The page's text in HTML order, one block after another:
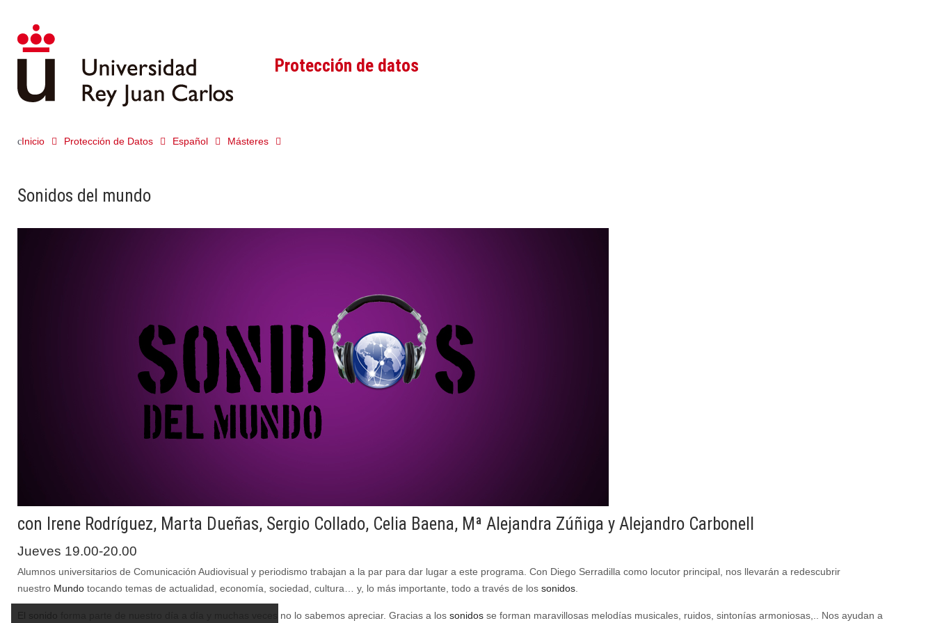
Protección de datos
Inicio Protección de Datos Español Másteres
Sonidos del mundo
con Irene Rodríguez, Marta Dueñas, Sergio Collado, Celia Baena, Mª Alejandra Zúñiga y Alejandro Carbonell
Jueves 19.00-20.00
Alumnos universitarios de Comunicación Audiovisual y periodismo trabajan a la par para dar lugar a este programa. Con Diego Serradilla como locutor principal, nos llevarán a redescubrir
nuestro Mundo tocando temas de actualidad, economía, sociedad, cultura… y, lo más importante, todo a través de los sonidos
forma parte de nuestro día a día y muchas veces no lo sabemos apreciar. Gracias a los sonidos se forman maravillosas melodías musicales, ruidos, sintonías armoniosas,.. Nos ayudan a